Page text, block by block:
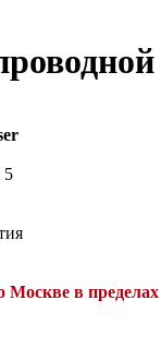
Москве в